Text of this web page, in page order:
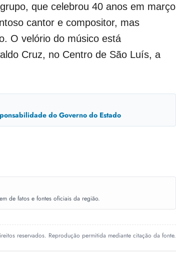
que celebrou 40 anos em março
cantor e compositor, mas
O velório do músico está
Cruz, no Centro de São Luís, a
do Governo do Estado
de fatos e fontes oficiais da região.
reservados. Reprodução permitida mediante citação da fonte.